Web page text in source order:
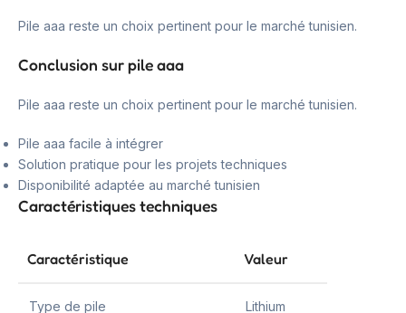
Pile aaa reste un choix pertinent pour le marché tunisien.
Conclusion sur pile aaa
Pile aaa reste un choix pertinent pour le marché tunisien.
Pile aaa facile à intégrer
Solution pratique pour les projets techniques
Disponibilité adaptée au marché tunisien
Caractéristiques techniques
Caractéristique Valeur
Type de pile Lithium